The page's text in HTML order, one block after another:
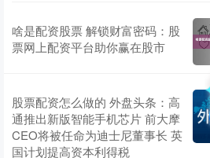
啥是配资股票 解锁财富密码：股
票网上配资平台助你赢在股市
股票配资怎么做的 外盘头条：高
通推出新版智能手机芯片 前大摩
CEO将被任命为迪士尼董事长 英
国计划提高资本利得税